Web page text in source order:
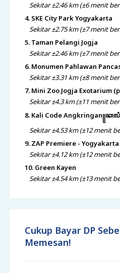
Sekitar ±2.46 km (±6 menit
4. SKE City Park Yogyakarta
Sekitar ±2.75 km (±7 menit
5. Taman Pelangi Jogja
Sekitar ±2.46 km (±7 menit
6. Monumen Pahlawan
Sekitar ±3.31 km (±8 menit
7. Mini Zoo Jogja Exotarium
Sekitar ±4.3 km (±11 menit
8. Kali Code
Sekitar ±4.53 km (±12 menit
9. ZAP Premiere -
Sekitar ±4.12 km (±12 menit
10. Green Kayen
Sekitar ±4.54 km (±13 menit
Cukup Bayar DP
Memesan!